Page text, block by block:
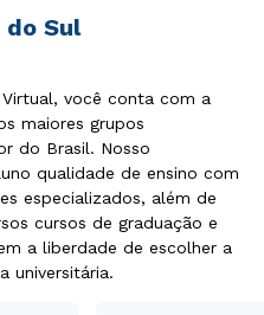
do Sul
você conta com a
maiores grupos
do Brasil. Nosso
qualidade de ensino com
especializados, além de
cursos de graduação e
a liberdade de escolher a
universitária.
de Privacidade.
utilizados para o
do Sul.